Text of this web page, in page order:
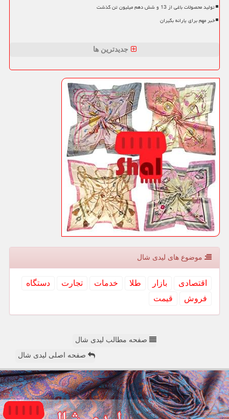
تولید محصولات باغی از 13 و شش دهم میلیون تن گذشت
خبر مهم برای یارانه بگیران
جدیدترین ها
موضوع های لیدی شال
اقتصادی بازار طلا خدمات تجارت
دستگاه
فروش
قیمت
صفحه مطالب لیدی شال
صفحه اصلی لیدی شال